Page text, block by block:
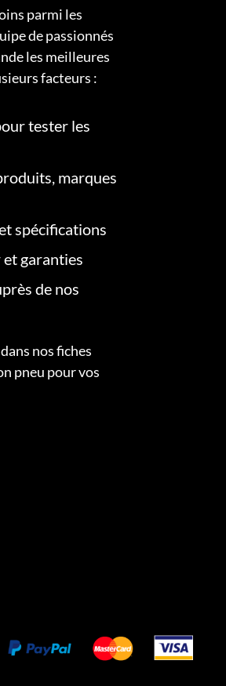
parmi les
de passionnés
les meilleures
facteurs :
tester les
marques
spécifications
garanties
de nos
nos fiches
pneu pour vos